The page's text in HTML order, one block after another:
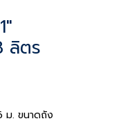
ลิตร
ม. ขนาดถัง